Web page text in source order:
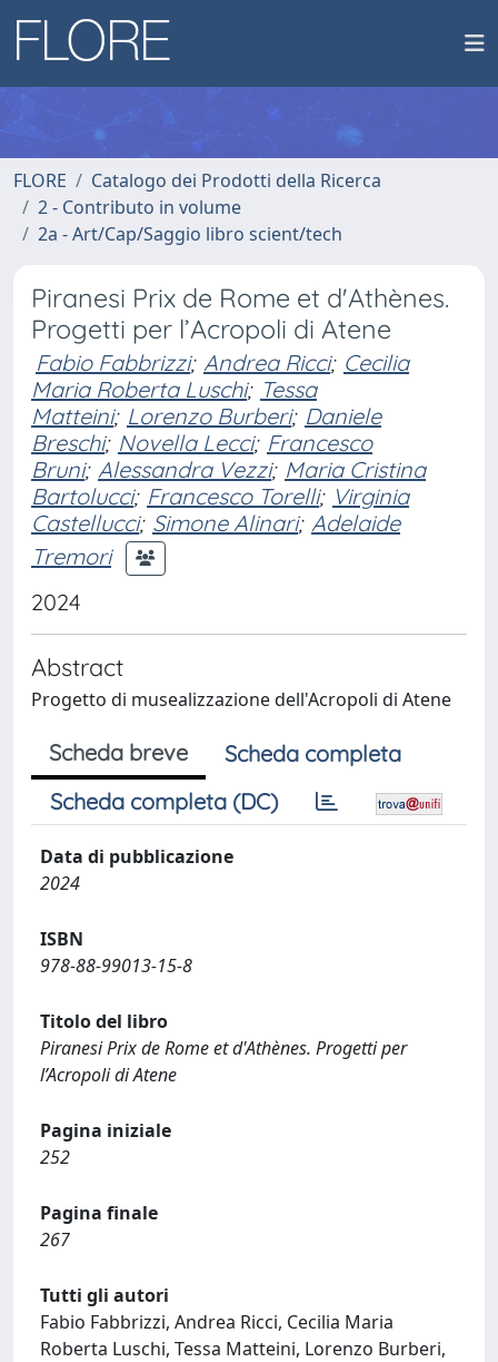
FLORE
Catalogo dei Prodotti della Ricerca
2 - Contributo in volume
2a - Art/Cap/Saggio libro scient/tech
Piranesi Prix de Rome et d'Athènes.
Progetti per l’Acropoli di Atene
Fabio Fabbrizzi; Andrea Ricci; Cecilia
Maria Roberta Luschi; Tessa
Matteini; Lorenzo Burberi; Daniele
Breschi; Novella Lecci; Francesco
Bruni; Alessandra Vezzi; Maria Cristina
Bartolucci; Francesco Torelli; Virginia
Castellucci; Simone Alinari; Adelaide
Tremori
2024
Abstract
Progetto di musealizzazione dell'Acropoli di Atene
Scheda breve
Scheda completa
Scheda completa (DC)
Data di pubblicazione
2024
ISBN
978-88-99013-15-8
Titolo del libro
Piranesi Prix de Rome et d'Athènes. Progetti per
l’Acropoli di Atene
Pagina iniziale
252
Pagina finale
267
Tutti gli autori
Fabio Fabbrizzi, Andrea Ricci, Cecilia Maria
Roberta Luschi, Tessa Matteini, Lorenzo Burberi,